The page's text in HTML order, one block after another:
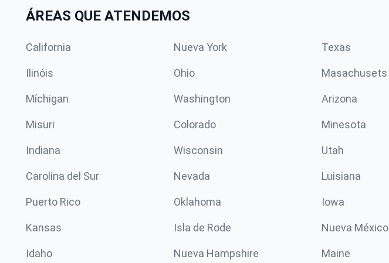
ÁREAS QUE ATENDEMOS
California Nueva York Texas
Ilinóis Ohio Masachusets
Míchigan Washington Arizona
Misuri Colorado Minesota
Indiana Wisconsin Utah
Carolina del Sur Nevada Luisiana
Puerto Rico Oklahoma Iowa
Kansas Isla de Rode Nueva México
Idaho Nueva Hampshire Maine